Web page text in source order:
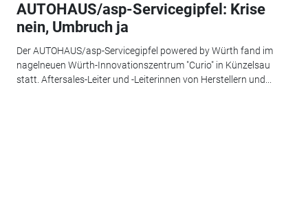
AUTOHAUS/asp-Servicegipfel: Krise
nein, Umbruch ja
Der AUTOHAUS/asp-Servicegipfel powered by Würth fand im
nagelneuen Würth-Innovationszentrum "Curio" in Künzelsau
statt. Aftersales-Leiter und -Leiterinnen von Herstellern und...